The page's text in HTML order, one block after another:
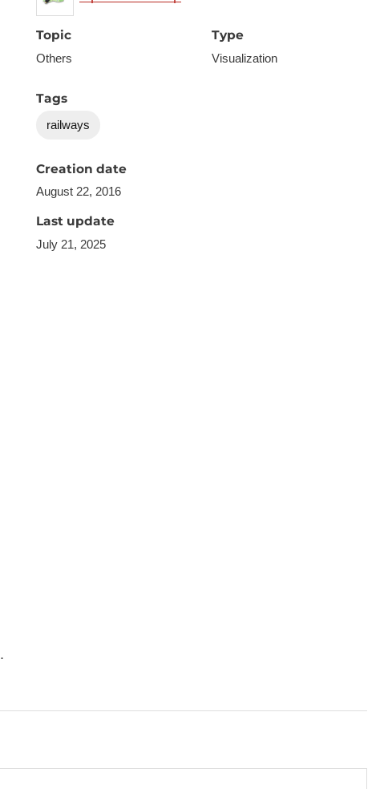
.
Topic
Others
Type
Visualization
Tags
railways
Creation date
August 22, 2016
Last update
July 21, 2025